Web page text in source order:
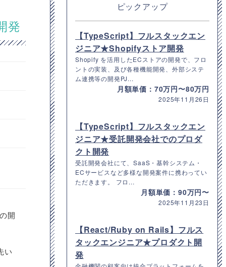
発
開
い
ピックアップ
【TypeScript】フルスタックエン
ジニア★Shopifyストア開発
Shopify を活用したECストアの開発で、フロ
ントの実装、及び各種機能開発、外部システ
ム連携等の開発PJ...
月額単価：70万円〜80万円
2025年11月26日
【TypeScript】フルスタックエン
ジニア★受託開発会社でのプロダ
クト開発
受託開発会社にて、SaaS・基幹システム・
ECサービスなど多様な開発案件に携わってい
ただきます。 フロ...
月額単価：90万円〜
2025年11月23日
【React/Ruby on Rails】フルス
タックエンジニア★プロダクト開
発